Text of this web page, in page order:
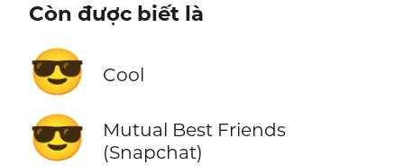
Còn được biết là
😎 Cool
😎
Mutual Best Friends
(Snapchat)